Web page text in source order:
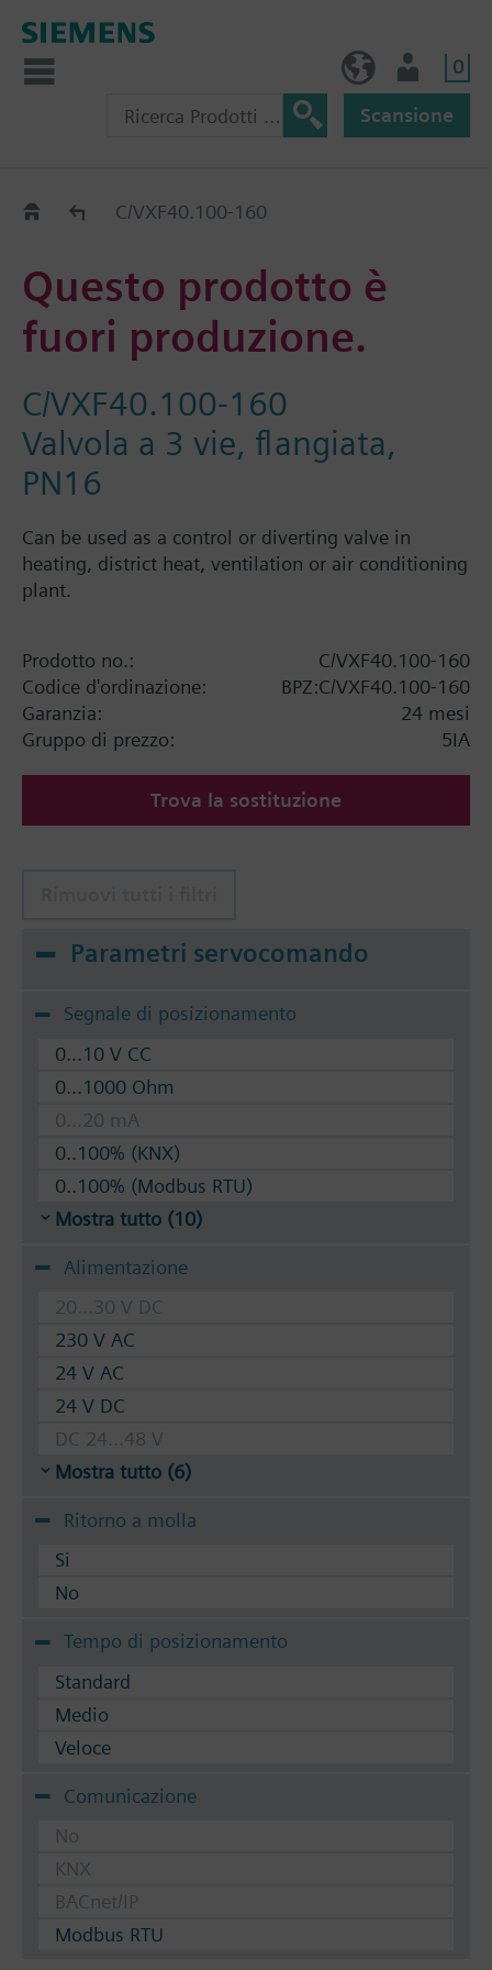
0
Scansione
Old2NewC/VXF40.100-160
Questo prodotto è
fuori produzione.
C/VXF40.100-160
Valvola a 3 vie, flangiata,
PN16
Can be used as a control or diverting valve in
heating, district heat, ventilation or air conditioning
plant.
Prodotto no.:
C/VXF40.100-160
Codice d'ordinazione:
BPZ:C/VXF40.100-160
Garanzia:
24 mesi
Gruppo di prezzo:
5IA
Trova la sostituzione
Parametri servocomando
Segnale di posizionamento
0...10 V CC
0...1000 Ohm
0...20 mA
0..100% (KNX)
0..100% (Modbus RTU)
Mostra tutto (10)
Alimentazione
20...30 V DC
230 V AC
24 V AC
24 V DC
DC 24...48 V
Mostra tutto (6)
Ritorno a molla
Si
No
Tempo di posizionamento
Standard
Medio
Veloce
Comunicazione
No
KNX
BACnet/IP
Modbus RTU